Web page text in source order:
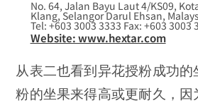
No. 64, Jalan Bayu Laut 4/KS09,
Klang, Selangor Darul Ehsan,
Tel: +603 3003 3333 Fax: +603 3003
Website: www.hextar.com
从表二也看到异花授粉成功
粉的坐果来得高或更耐久，